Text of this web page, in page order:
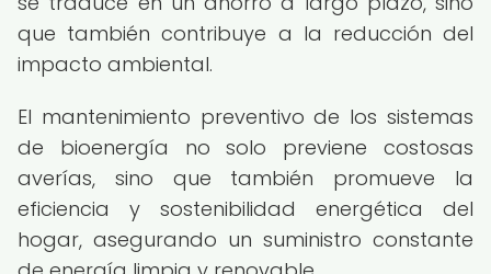
que también contribuye a la reducción del
impacto ambiental.
El mantenimiento preventivo de los sistemas
de bioenergía no solo previene costosas
averías, sino que también promueve la
eficiencia y sostenibilidad energética del
hogar, asegurando un suministro constante